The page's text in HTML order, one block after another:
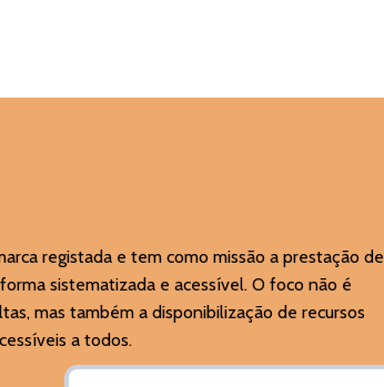
registada e tem como missão a prestação de
sistematizada e acessível. O foco não é
mas também a disponibilização de recursos
a todos.